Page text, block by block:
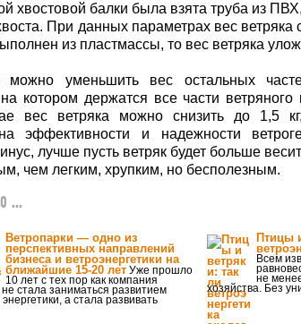
хвостовой балки была взята труба из
При данных параметрах вес ветряка
из пластмассы, то вес ветряка
можно уменьшить вес остальных
котором держатся все части ветряного
вес ветряка можно снизить до 1,5
эффективности и надежности
лучше пусть ветряк будет больше
чем легким, хрупким, но бесполезным.
...
Ветропарки — одно из
перспективных направлений
бизнеса и ветроэнергетики на
ближайшие 15-20 лет Уже прошло
10 лет с тех пор как компания
стала заниматься развитием
а стала развивать
Птицы
Всем
не
хозяйства. Без